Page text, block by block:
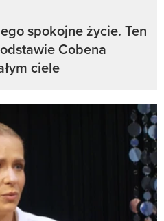
spokojne życie. Ten
Cobena
ciele